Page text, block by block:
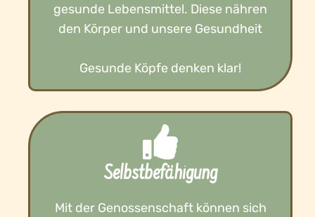
gesunde Lebensmittel. Diese nähren
den Körper und unsere Gesundheit
Gesunde Köpfe denken klar!
Selbstbefähigung
Mit der Genossenschaft können sich